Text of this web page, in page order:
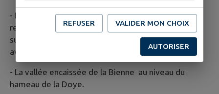
- Les monts de la chaîne du Jura à l’Est dont les
reliefs se trouvent essentiellement sur le territoire
suisse et marquent la dernière frontière physique
avant la plaine lémanique.
- La vallée encaissée de la Bienne au niveau du
hameau de la Doye.
REFUSER VALIDER MON CHOIX
AUTORISER